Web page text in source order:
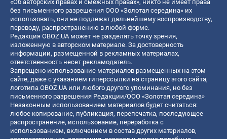
«Об авторских правах и смежных правах», никто не имеет права
без письменного разрешения ООО «Золотая середина» их
использовать, они не подлежат дальнейшему воспроизводству,
переводу, распространению в любой форме.
Редакция OBOZ.UA может не разделять точку зрения,
изложенную в авторском материале. За достоверность
информации, размещенной в рекламных материалах,
ответственность несет рекламодатель.
Запрещено использование материалов размещенных на этом
сайте, даже с указанием гиперссылки на страницу этого сайта,
логотипа OBOZ.UA или любого другого упоминания, но без
письменного разрешения Редакции/ООО «Золотая середина»
Незаконным использованием материалов будет считаться:
любое копирование, публикация, перепечатка, последующее
распространение, использование, переработка с
использованием, включением в состав других материалов,